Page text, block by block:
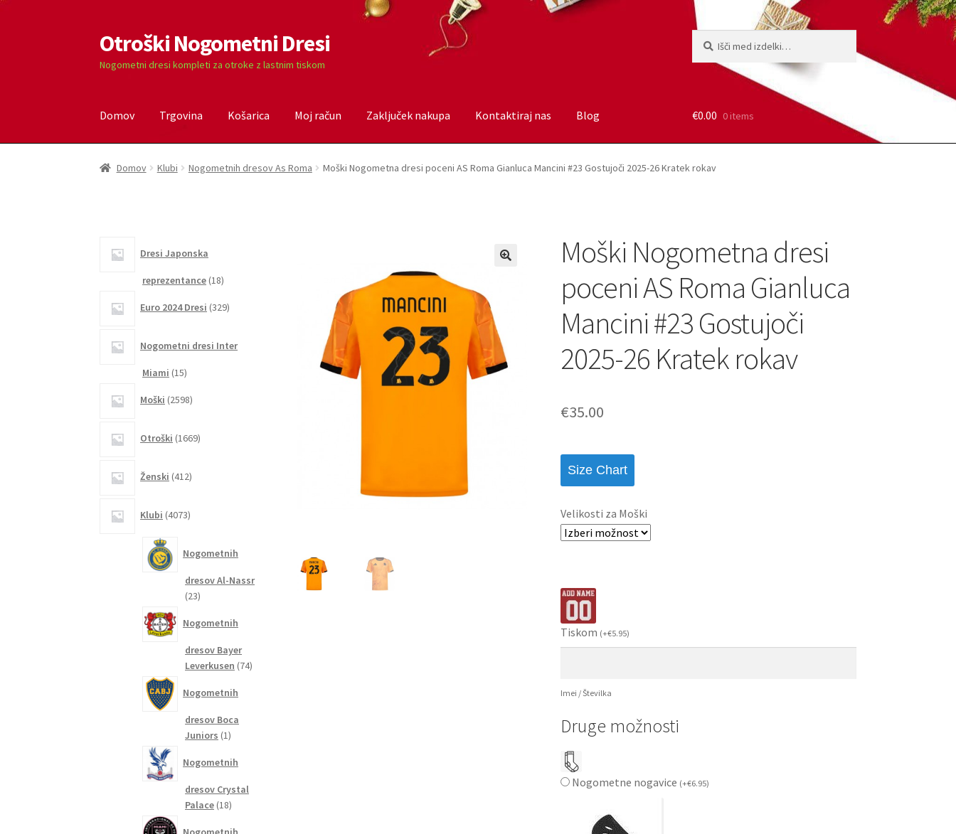
Skip
to
navigation
Skip
to
content
Otroški Nogometni Dresi
Nogometni dresi kompleti za otroke z lastnim tiskom
Domov Trgovina Košarica Moj račun Zaključek nakupa Kontaktiraj nas Blog
Domov BlogKontaktiraj nas Košarica Moj račun Trgovina Zaključek nakupa
€0.00 0 items
Domov Klubi Nogometnih dresov As Roma Moški Nogometna dresi poceni AS Roma Gianluca Mancini #23 Gostujoči 2025-26 Kratek rokav
Moški Nogometna dresi
poceni AS Roma Gianluca
Mancini #23 Gostujoči
2025-26 Kratek rokav
€35.00
Size Chart
Velikosti za Moški
Tiskom (+€5.95)
Imei / Številka
Druge možnosti
Nogometne nogavice (+€6.95)
Dresi Japonska
reprezentance 1818
Euro 2024 Dresi 329izdelkov
Nogometni dresi Inter
Miami 1515
Moški 2598izdelkov
Otroški 1669izdelkov
Ženski 412izdelkov
Klubi 4073izdelkov
Nogometnih
dresov Al-Nassr
2323
Nogometnih
dresov Bayer
Leverkusen 7474
Nogometnih
dresov Boca
Juniors 11
Nogometnih
dresov Crystal
Palace 1818